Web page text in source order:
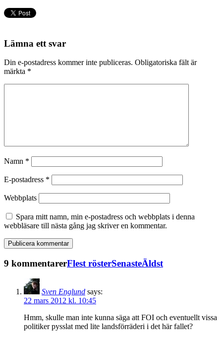
Lämna ett svar
Din e-postadress kommer inte publiceras. Obligatoriska fält är
märkta *
Namn *
E-postadress *
Webbplats
Spara mitt namn, min e-postadress och webbplats i denna
webbläsare till nästa gång jag skriver en kommentar.
9 kommentarerFlest rösterSenasteÄldst
Sven Englund says:
22 mars 2012 kl. 10:45
Hmm, skulle man inte kunna säga att FOI och eventuellt vissa
politiker pysslat med lite landsförräderi i det här fallet?